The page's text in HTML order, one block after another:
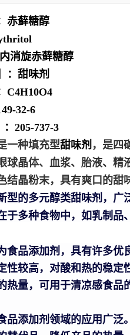
赤藓糖醇
消旋赤藓糖醇
：甜味剂
C4H10O4
32-6
：205-737-3
一种填充型甜味剂 ，是四
球晶体、血浆、胎液、精
结晶粉末，具有爽口的甜
型的多元醇类甜味剂，广
于多种食物中，如乳制品
食品添加剂，具有许多优
性较高，对酸和热的稳定
热量，可用于清凉感食
品添加剂领域的应用广泛